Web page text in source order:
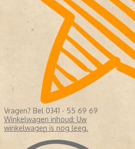
Vragen? Bel 0341 - 55 69 69
Winkelwagen inhoud: Uw
winkelwagen is nog leeg.